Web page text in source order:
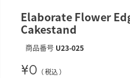
Elaborate Flower
Cakestand
商品番号 U23-025
¥0 税込